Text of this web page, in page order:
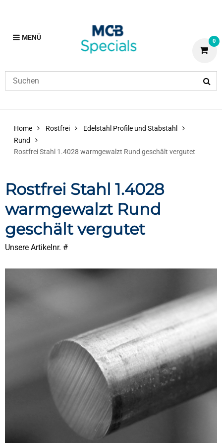
MENÜ 0
Home Rostfrei
Edelstahl Profile und Stabstahl
Rund
Rostfrei Stahl 1.4028 warmgewalzt Rund geschält vergutet
Rostfrei Stahl 1.4028
warmgewalzt Rund
geschält vergutet
Unsere Artikelnr. #